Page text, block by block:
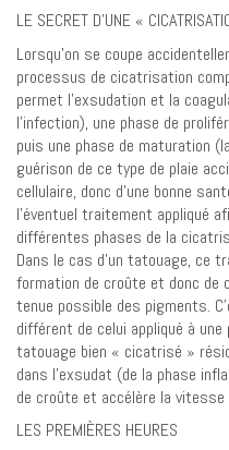
LE SECRET D’UNE «
Lorsqu’on se coupe
processus de cicatrisation
permet l’exsudation et la
l’infection), une phase de
puis une phase de maturation
guérison de ce type de plaie
cellulaire, donc d’une bonne
l’éventuel traitement appliqué
différentes phases de la
Dans le cas d’un tatouage, ce
formation de croûte et donc de
tenue possible des pigments.
différent de celui appliqué à
tatouage bien « cicatrisé »
dans l’exsudat (de la phase
de croûte et accélère la
LES PREMIÈRES HEURES